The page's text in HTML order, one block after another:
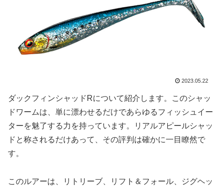
2023.05.22
ダックフィンシャッドRについて紹介します。このシャッ
ドワームは、単に漂わせるだけであらゆるフィッシュイー
ターを魅了する力を持っています。リアルアピールシャッ
ドと称されるだけあって、その評判は確かに一目瞭然で
す。
このルアーは、リトリーブ、リフト＆フォール、ジグヘッ